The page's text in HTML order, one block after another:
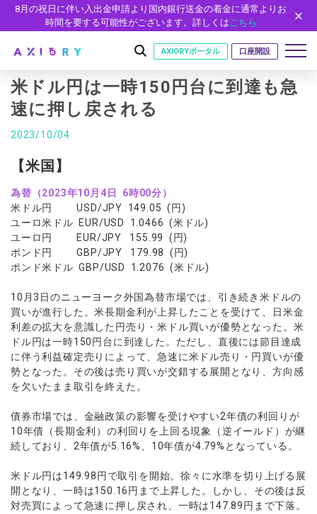
8月の祝日に伴い入出金申請より国内銀行送金の着金に通常よりお
時間を要する可能性がございます。詳しくはこちら
はじめに
ライセンス
安全性
取引
取引商品
FX（通貨ペア）
現物株式
ETF
株式CFD
株価指数CFD
エネルギーCFD
貴金属CFD
ソフトコモディティCFD
NEW
バトルCFD
取引条件
スプレッド・手数料
ゼロカットとロスカット
スワップとロールオーバー
入出金方法
レバレッジ
約定率
取引時間
取引計算シミュレーター
注文執行ポリシー
休眠口座と凍結口座
口座
口座の種類
口座タイプ
法人のお客様
デモ口座
ウォレット口座
NEW
口座開設
口座開設フォーム
必要書類
プラットフォーム
プラットフォーム
MT5
cTrader
AXIORYアプリ
AXIORYポータル
ツール
MT4/MT5 ヒストリカルデータ
カスタムインジケーター
日本時間表示インジケータ
ストライク インジケータ
MQLシグナル
NEW
通貨インデックス
パートナー
パートナーシップ・プログラム
イントロデュース・パートナープログラム（IP）
特別・VIPプログラム
NEW
ニュース
ニュースリリース
お知らせ
マーケットニュース
コーポレートニュース
キャンペーン
会社概要
企業情報
会社概要
役員紹介
お問合せ
よくあるご質問
日本語
English
Русский
Español
Tiếng Việt
口座開設する
デモ口座を開設する
法人のお客様はこちら
AXIORYポータル 口座開設
米ドル円は一時150円台に到達も急
速に押し戻される
2023/10/04
【米国】
為替（2023年10月4日 6時00分）
米ドル円 USD/JPY 149.05 (円)
ユーロ米ドル EUR/USD 1.0466 (米ドル)
ユーロ円 EUR/JPY 155.99 (円)
ポンド円 GBP/JPY 179.98 (円)
ポンド米ドル GBP/USD 1.2076 (米ドル)
10月3日のニューヨーク外国為替市場では、引き続き米ドルの
買いが進行した。米長期金利が上昇したことを受けて、日米金
利差の拡大を意識した円売り・米ドル買いが優勢となった。米
ドル円は一時150円台に到達した。ただし、直後には節目達成
に伴う利益確定売りによって、急速に米ドル売り・円買いが優
勢となった。その後は売り買いが交錯する展開となり、方向感
を欠いたまま取引を終えた。
債券市場では、金融政策の影響を受けやすい2年債の利回りが
10年債（長期金利）の利回りを上回る現象（逆イールド）が継
続しており、2年債が5.16%、10年債が4.79%となっている。
米ドル円は149.98円で取引を開始。徐々に水準を切り上げる展
開となり、一時は150.16円まで上昇した。しかし、その後は反
対売買によって急速に押し戻され、一時は147.89円まで下落。